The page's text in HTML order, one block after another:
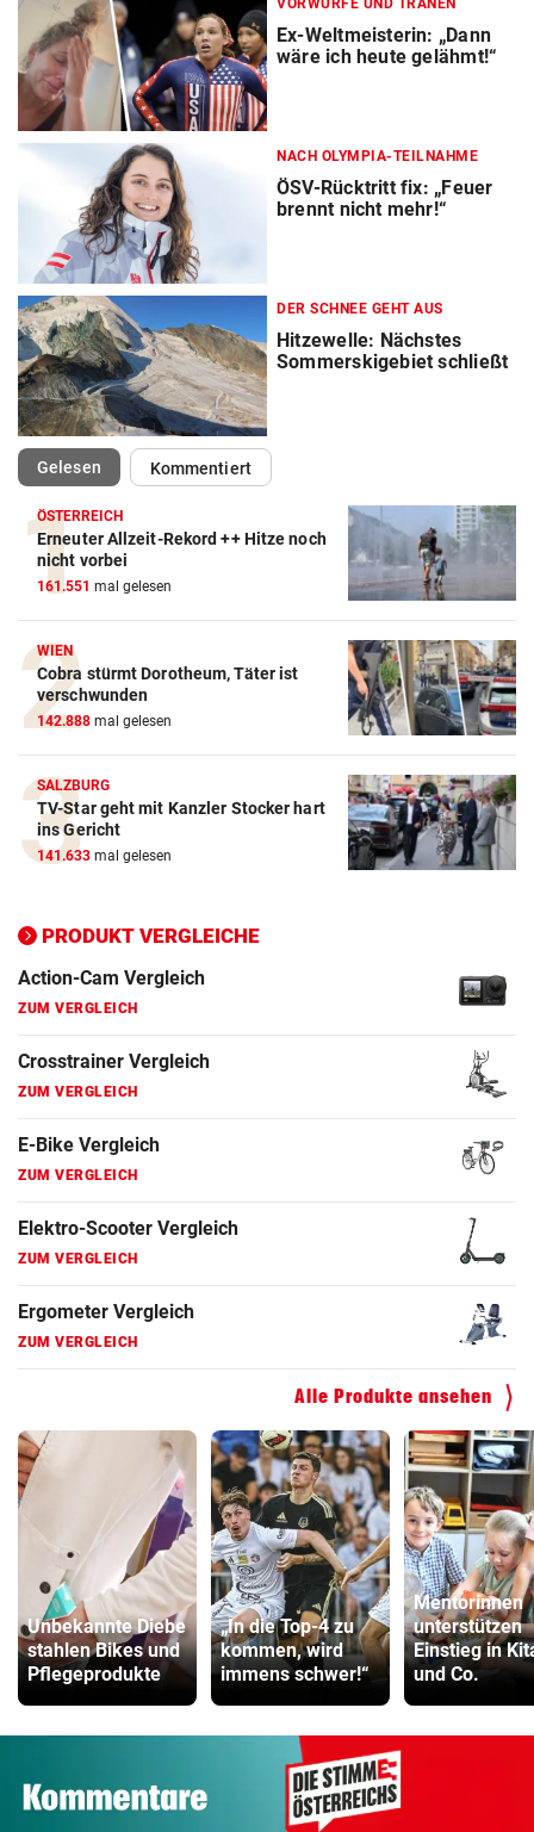
VORWÜRFE UND TRÄNEN
Ex-Weltmeisterin: „Dann
wäre ich heute gelähmt!“
NACH OLYMPIA-TEILNAHME
ÖSV-Rücktritt fix: „Feuer
brennt nicht mehr!“
DER SCHNEE GEHT AUS
Hitzewelle: Nächstes
Sommerskigebiet schließt
Gelesen(ausgewählt)Kommentiert
ÖSTERREICH
Erneuter Allzeit-Rekord ++ Hitze noch
nicht vorbei
161.551 mal gelesen
WIEN
Cobra stürmt Dorotheum, Täter ist
verschwunden
142.888 mal gelesen
SALZBURG
TV-Star geht mit Kanzler Stocker hart
ins Gericht
141.633 mal gelesen
PRODUKT VERGLEICHE
Action-Cam Vergleich
Crosstrainer Vergleich
E-Bike Vergleich
Elektro-Scooter Vergleich
Ergometer Vergleich
Fahrrad Test
Fahrradanhänger Vergleich
Faszienrolle Vergleich
ZUM VERGLEICH
Hoverboard Vergleich
ZUM VERGLEICH
Kinderfahrrad Vergleich
ZUM VERGLEICH
Alle Produkte ansehen
Unbekannte Diebe
stahlen Bikes und
Pflegeprodukte
„In die Top-4 zu
kommen, wird
immens schwer!“
Mentorinnen
unterstützen
Einstieg in
und Co.